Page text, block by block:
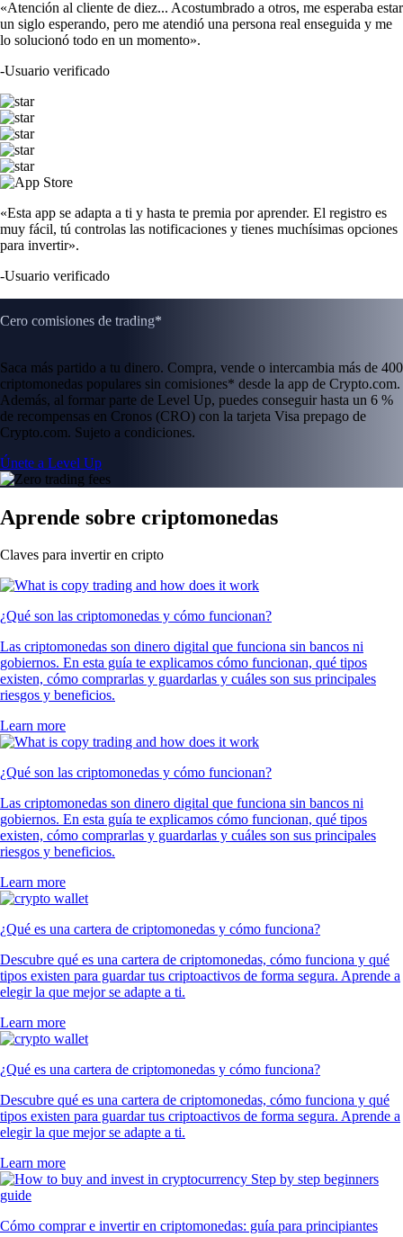
«Atención al cliente de diez... Acostumbrado a otros, me esperaba estar
un siglo esperando, pero me atendió una persona real enseguida y me
lo solucionó todo en un momento».
-Usuario verificado
«Esta app se adapta a ti y hasta te premia por aprender. El registro es
muy fácil, tú controlas las notificaciones y tienes muchísimas opciones
para invertir».
-Usuario verificado
Cero comisiones de trading*
Saca más partido a tu dinero. Compra, vende o intercambia más de 400
criptomonedas populares sin comisiones* desde la app de Crypto.com.
Además, al formar parte de Level Up, puedes conseguir hasta un 6 %
de recompensas en Cronos (CRO) con la tarjeta Visa prepago de
Crypto.com. Sujeto a condiciones.
Únete a Level Up
Aprende sobre criptomonedas
Claves para invertir en cripto
¿Qué son las criptomonedas y cómo funcionan?
Las criptomonedas son dinero digital que funciona sin bancos ni
gobiernos. En esta guía te explicamos cómo funcionan, qué tipos
existen, cómo comprarlas y guardarlas y cuáles son sus principales
riesgos y beneficios.
Learn more
¿Qué son las criptomonedas y cómo funcionan?
Las criptomonedas son dinero digital que funciona sin bancos ni
gobiernos. En esta guía te explicamos cómo funcionan, qué tipos
existen, cómo comprarlas y guardarlas y cuáles son sus principales
riesgos y beneficios.
Learn more
¿Qué es una cartera de criptomonedas y cómo funciona?
Descubre qué es una cartera de criptomonedas, cómo funciona y qué
tipos existen para guardar tus criptoactivos de forma segura. Aprende a
elegir la que mejor se adapte a ti.
Learn more
¿Qué es una cartera de criptomonedas y cómo funciona?
Descubre qué es una cartera de criptomonedas, cómo funciona y qué
tipos existen para guardar tus criptoactivos de forma segura. Aprende a
elegir la que mejor se adapte a ti.
Learn more
Cómo comprar e invertir en criptomonedas: guía para principiantes